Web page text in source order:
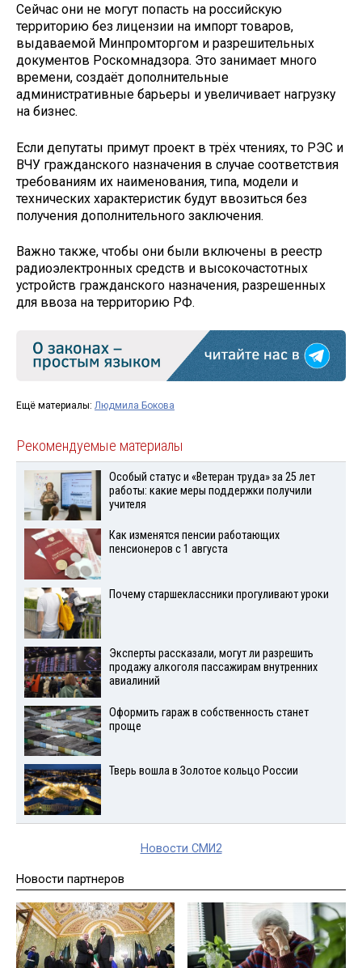
Сейчас они не могут попасть на российскую
территорию без лицензии на импорт товаров,
выдаваемой Минпромторгом и разрешительных
документов Роскомнадзора. Это занимает много
времени, создаёт дополнительные
административные барьеры и увеличивает нагрузку
на бизнес.
Если депутаты примут проект в трёх чтениях, то РЭС и
ВЧУ гражданского назначения в случае соответствия
требованиям их наименования, типа, модели и
технических характеристик будут ввозиться без
получения дополнительного заключения.
Важно также, чтобы они были включены в реестр
радиоэлектронных средств и высокочастотных
устройств гражданского назначения, разрешенных
для ввоза на территорию РФ.
Ещё материалы: Людмила Бокова
Рекомендуемые материалы
Особый статус и «Ветеран труда» за 25 лет
работы: какие меры поддержки получили
учителя
Как изменятся пенсии работающих
пенсионеров с 1 августа
Почему старшеклассники прогуливают уроки
Эксперты рассказали, могут ли разрешить
продажу алкоголя пассажирам внутренних
авиалиний
Оформить гараж в собственность станет
проще
Тверь вошла в Золотое кольцо России
Новости СМИ2
Новости партнеров